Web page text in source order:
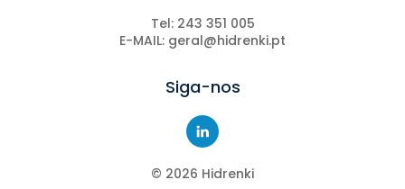
Tel: 243 351 005
E-MAIL: geral@hidrenki.pt
Siga-nos
© 2026 Hidrenki